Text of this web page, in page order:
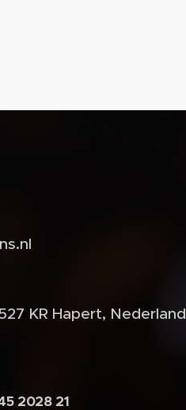
KR Hapert, Nederland
2028 21